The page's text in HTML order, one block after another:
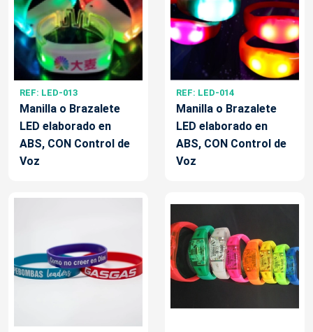
REF: LED-013
Manilla o Brazalete
LED elaborado en
ABS, CON Control de
Voz
REF: LED-014
Manilla o Brazalete
LED elaborado en
ABS, CON Control de
Voz